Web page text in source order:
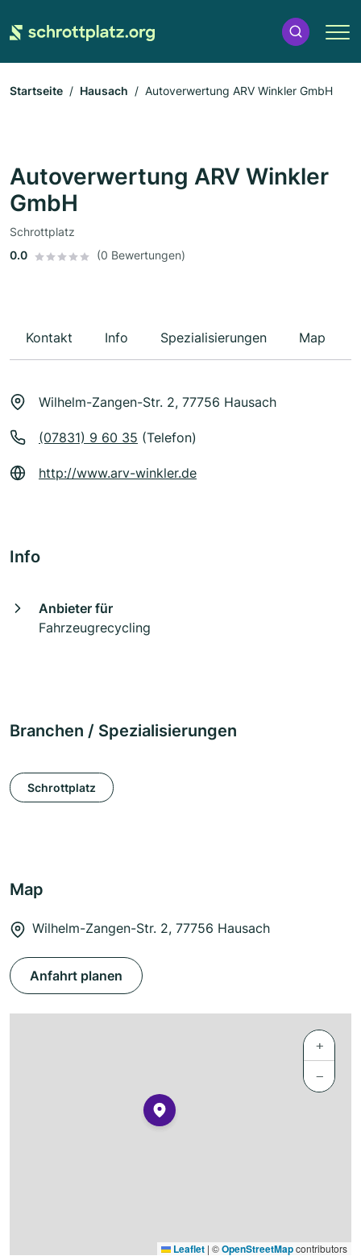
Startseite Hausach Autoverwertung ARV Winkler GmbH
Autoverwertung ARV Winkler
GmbH
Schrottplatz
0.0
(0 Bewertungen)
Kontakt Info Spezialisierungen Map
Wilhelm-Zangen-Str. 2, 77756 Hausach
(07831) 9 60 35 (Telefon)
http://www.arv-winkler.de
Info
Anbieter für
Fahrzeugrecycling
Branchen / Spezialisierungen
Schrottplatz
Map
Wilhelm-Zangen-Str. 2, 77756 Hausach
Anfahrt planen
+
−
Leaflet | ©OpenStreetMapcontributors